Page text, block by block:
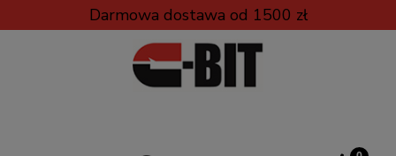
Darmowa dostawa od 1500 zł